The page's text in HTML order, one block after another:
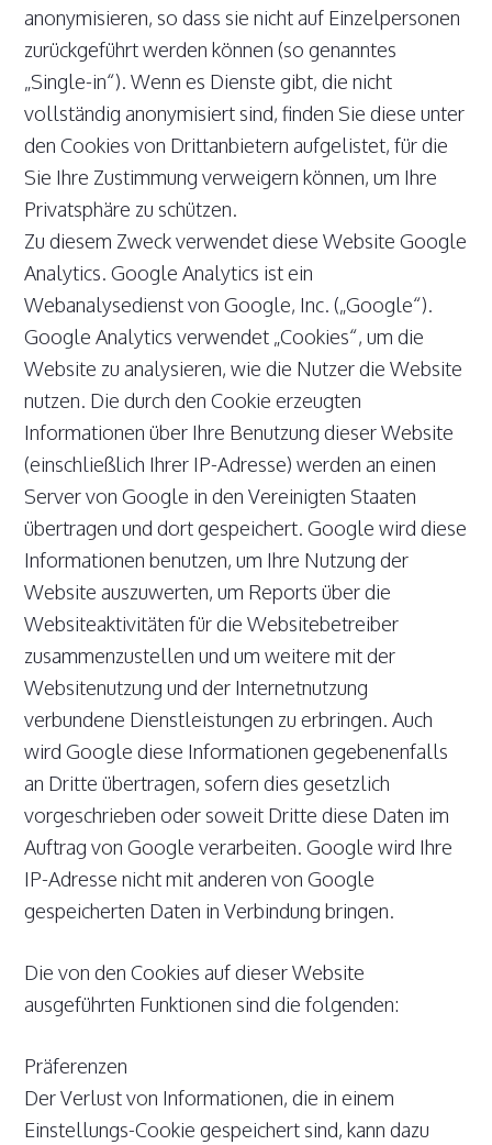
anonymisieren, so dass sie nicht auf Einzelpersonen
zurückgeführt werden können (so genanntes
„Single-in“). Wenn es Dienste gibt, die nicht
vollständig anonymisiert sind, finden Sie diese unter
den Cookies von Drittanbietern aufgelistet, für die
Sie Ihre Zustimmung verweigern können, um Ihre
Privatsphäre zu schützen.
Zu diesem Zweck verwendet diese Website Google
Analytics. Google Analytics ist ein
Webanalysedienst von Google, Inc. („Google“).
Google Analytics verwendet „Cookies“, um die
Website zu analysieren, wie die Nutzer die Website
nutzen. Die durch den Cookie erzeugten
Informationen über Ihre Benutzung dieser Website
(einschließlich Ihrer IP-Adresse) werden an einen
Server von Google in den Vereinigten Staaten
übertragen und dort gespeichert. Google wird diese
Informationen benutzen, um Ihre Nutzung der
Website auszuwerten, um Reports über die
Websiteaktivitäten für die Websitebetreiber
zusammenzustellen und um weitere mit der
Websitenutzung und der Internetnutzung
verbundene Dienstleistungen zu erbringen. Auch
wird Google diese Informationen gegebenenfalls
an Dritte übertragen, sofern dies gesetzlich
vorgeschrieben oder soweit Dritte diese Daten im
Auftrag von Google verarbeiten. Google wird Ihre
IP-Adresse nicht mit anderen von Google
gespeicherten Daten in Verbindung bringen.
Die von den Cookies auf dieser Website
ausgeführten Funktionen sind die folgenden:
Präferenzen
Der Verlust von Informationen, die in einem
Einstellungs-Cookie gespeichert sind, kann dazu